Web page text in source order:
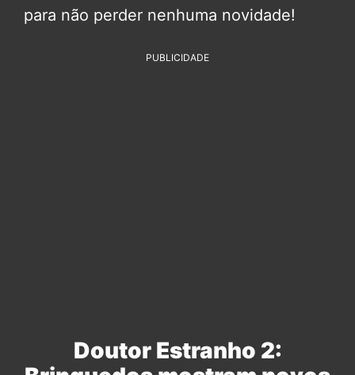
para não perder nenhuma novidade!
PUBLICIDADE
Doutor Estranho 2: